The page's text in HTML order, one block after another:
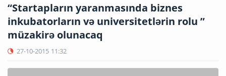
“Startapların yaranmasında biznes
inkubatorların və universitetlərin rolu ”
müzakirə olunacaq
27-10-2015 11:32